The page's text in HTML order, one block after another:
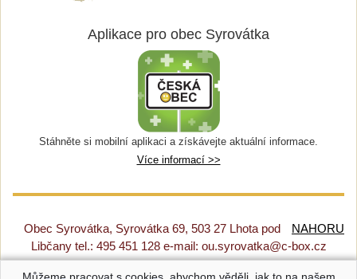
Aplikace pro obec Syrovátka
Stáhněte si mobilní aplikaci a získávejte aktuální informace.
Více informací >>
NAHORU
Obec Syrovátka, Syrovátka 69, 503 27 Lhota pod
Libčany tel.: 495 451 128 e-mail: ou.syrovatka@c-box.cz